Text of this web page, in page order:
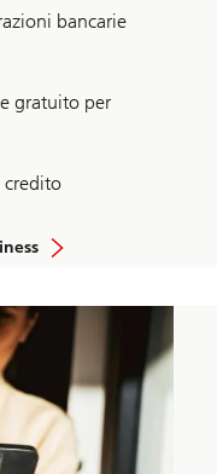
bancarie
gratuito per
credito